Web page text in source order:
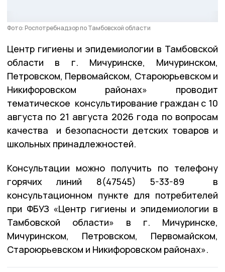
Фото: Роспотребнадзор по Тамбовской области
Центр гигиены и эпидемиологии в Тамбовской
области в г. Мичуринске, Мичуринском,
Петровском, Первомайском, Староюрьевском и
Никифоровском районах» проводит
тематическое консультирование граждан с 10
августа по 21 августа 2026 года по вопросам
качества и безопасности детских товаров и
школьных принадлежностей.
Консультации можно получить по телефону
горячих линий 8(47545) 5-33-89 в
консультационном пункте для потребителей
при ФБУЗ «Центр гигиены и эпидемиологии в
Тамбовской области» в г. Мичуринске,
Мичуринском, Петровском, Первомайском,
Староюрьевском и Никифоровском районах».